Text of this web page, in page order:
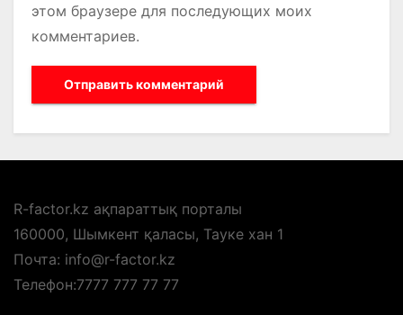
этом браузере для последующих моих
комментариев.
R-factor.kz ақпараттық порталы
160000, Шымкент қаласы, Тауке хан 1
Почта: info@r-factor.kz
Телефон:7777 777 77 77